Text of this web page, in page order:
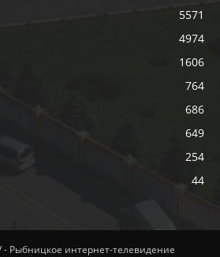
5571
4974
1606
764
686
649
254
44
- Рыбницкое интернет-телевидение